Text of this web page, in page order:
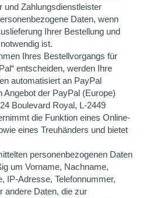
und Zahlungsdienstleister
Daten, wenn
Ihrer Bestellung und
ist.
Ihres Bestellvorgangs für
entscheiden, werden Ihre
automatisiert an PayPal
Angebot der PayPal (Europe)
Boulevard Royal, L-2449
die Funktion eines Online-
eines Treuhänders und bietet
personenbezogenen Daten
um Vorname, Nachname,
IP-Adresse, Telefonnummer,
andere Daten, die zur